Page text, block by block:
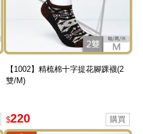
【1002】精梳棉十字提花腳踝襪(2
雙/M)
$220